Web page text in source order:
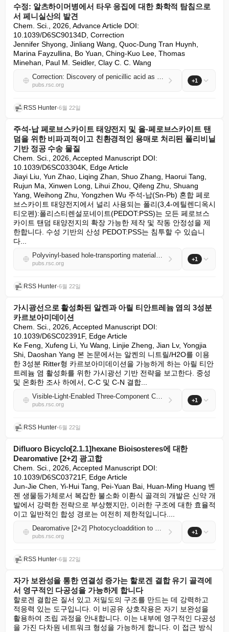
수정: 알츠하이머병에서 타우 응집에 대한 화학적 탐침으로
서 페니실산의 발견
Chem. Sci., 2026, Advance Article DOI:
10.1039/D6SC90134D, Correction
Jennifer Shyong, Jinliang Wang, Quoc-Dung Tran Huynh,
Marina Fayzullina, Bo Yuan, Ching-Kuo Lee, Thomas
Minehan, Paul M. Seidler, Clay C. C. Wang
Correction: Discovery of penicillic acid as a chemical probe against tau aggregation in Alzheimer's disease
pubs.rsc.org
+1
RSS Hunter•6월 22일
주석-납 페로브스카이트 태양전지 및 올-페로브스카이트 탠
덤을 위한 비파괴적이고 친환경적인 용매로 처리된 폴리비닐
기반 정공 수송 물질
Chem. Sci., 2026, Accepted Manuscript DOI:
10.1039/D6SC03304K, Edge Article
Jiayi Liu, Yun Zhao, Liqing Zhan, Shuo Zhang, Haorui Tang,
Rujun Ma, Xinwen Long, Lihui Zhou, Qifeng Zhu, Shuang
Yang, Weihong Zhu, Yongzhen Wu 주석-납(Sn-Pb) 혼합 페로
브스카이트 태양전지에서 널리 사용되는 폴리(3,4-에틸렌디옥시
티오펜):폴리스티렌설포네이트(PEDOT:PSS)는 모든 페로브스
카이트 탠덤 태양전지의 확장 가능한 제작 및 작동 안정성을 제
한합니다. 수성 기반의 산성 PEDOT:PSS는 침투할 수 있습니
다...
Polyvinyl-based hole-transporting materials processed with non-destructive and green solvent for tin-lead perovskite solar cells and all-perovskite tandems
pubs.rsc.org
+1
RSS Hunter•6월 22일
가시광선으로 활성화된 알켄과 아릴 티안트레늄 염의 3성분
카르보아미데이션
Chem. Sci., 2026, Accepted Manuscript DOI:
10.1039/D6SC02391F, Edge Article
Ke Feng, Xufeng Li, Yu Wang, Linjie Zheng, Jian Lv, Yongjia
Shi, Daoshan Yang 본 논문에서는 알켄의 니트릴/H2O를 이용
한 3성분 Ritter형 카르보아미데이션을 가능하게 하는 아릴 티안
트레늄 염 활성화를 위한 가시광선 기반 전략을 보고한다. 중성
및 온화한 조사 하에서, C-C 및 C-N 결합...
Visible-Light-Enabled Three-Component Carboamidation of Alkenes with Aryl Thianthrenium Salts
pubs.rsc.org
+1
RSS Hunter•6월 22일
Difluoro Bicyclo[2.1.1]hexane Bioisosteres에 대한
Dearomative [2+2] 광고합
Chem. Sci., 2026, Accepted Manuscript DOI:
10.1039/D6SC03721F, Edge Article
Jun-Jie Chen, Yi-Hui Tang, Pei-Yuan Bai, Huan-Ming Huang 벤
젠 생물등가체로서 복잡한 불소화 이환식 골격의 개발은 신약 개
발에서 강력한 전략으로 부상했지만, 이러한 구조에 대한 효율적
이고 일반적인 합성 경로는 여전히 제한적입니다....
Dearomative [2+2] Photocycloaddition to Difluoro Bicyclo[2.1.1]hexane Bioisosteres
pubs.rsc.org
+1
RSS Hunter•6월 22일
자가 보완성을 통한 연결성 증가는 할로겐 결합 유기 골격에
서 영구적인 다공성을 가능하게 합니다
할로겐 결합은 질서 있고 저밀도의 구조를 만드는 데 강력하고
적응력 있는 도구입니다. 이 비공유 상호작용은 자기 보완성을
활용하여 조립 과정을 안내합니다. 이는 내부에 영구적인 다공성
을 가진 다차원 네트워크 형성을 가능하게 합니다. 이 접근 방식